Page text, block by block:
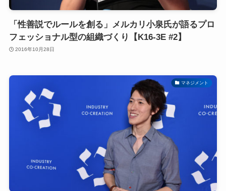
「性善説でルールを創る」メルカリ小泉氏が語るプロ
フェッショナル型の組織づくり【K16-3E #2】
2016年10月28日
マネジメント